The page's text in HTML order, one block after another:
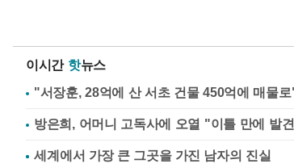
이시간 핫뉴스
"서장훈, 28억에 산 서초 건물 450억에 매물
방은희, 어머니 고독사에 오열 "이틀 만에 발